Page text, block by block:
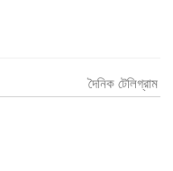
দৈনিক টেলিগ্রাম